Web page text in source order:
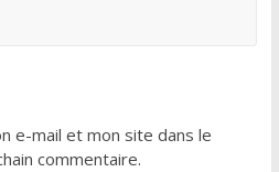
e-mail et mon site dans le
commentaire.